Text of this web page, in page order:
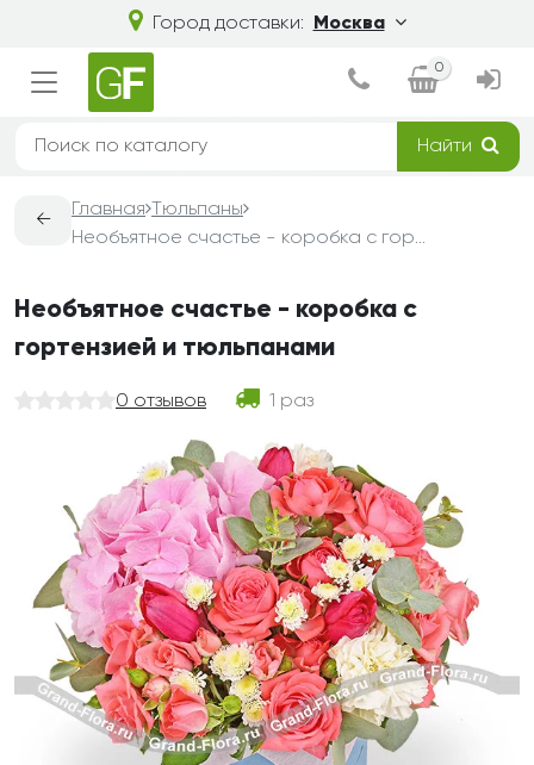
Город доставки: Москва
0
Найти
←
Главная
Тюльпаны
Необъятное счастье - коробка с гортензией и тюльпанами
Необъятное счастье - коробка с
гортензией и тюльпанами
0 отзывов 1 раз